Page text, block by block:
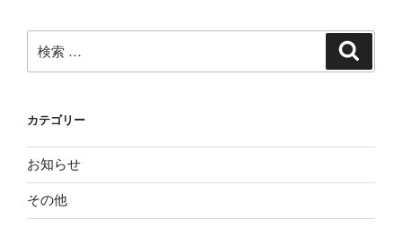
索:
カテゴリー
お知らせ
その他